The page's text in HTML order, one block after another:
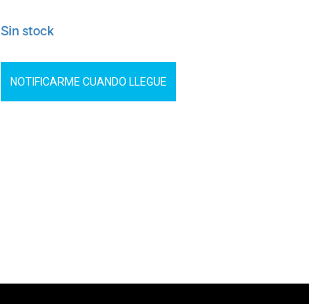
Sin stock
NOTIFICARME CUANDO LLEGUE